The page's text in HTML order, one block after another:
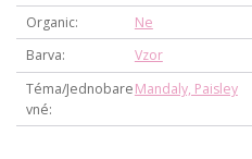
Organic
Ne
Barva
Vzor
Téma/Jednobare
vné
Mandaly, Paisley